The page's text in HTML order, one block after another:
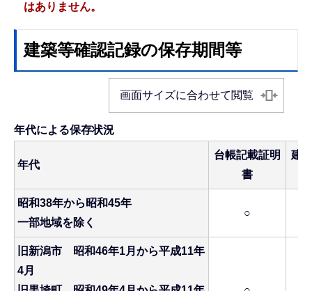
はありません。
建築等確認記録の保存期間等
画面サイズに合わせて閲覧
年代による保存状況
年代
台帳記載証明
書
建
昭和38年から昭和45年
一部地域を除く
○
旧新潟市 昭和46年1月から平成11年
4月